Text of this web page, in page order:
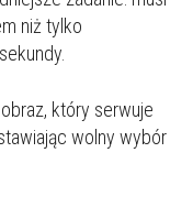
niż tylko
który serwuje
wolny wybór